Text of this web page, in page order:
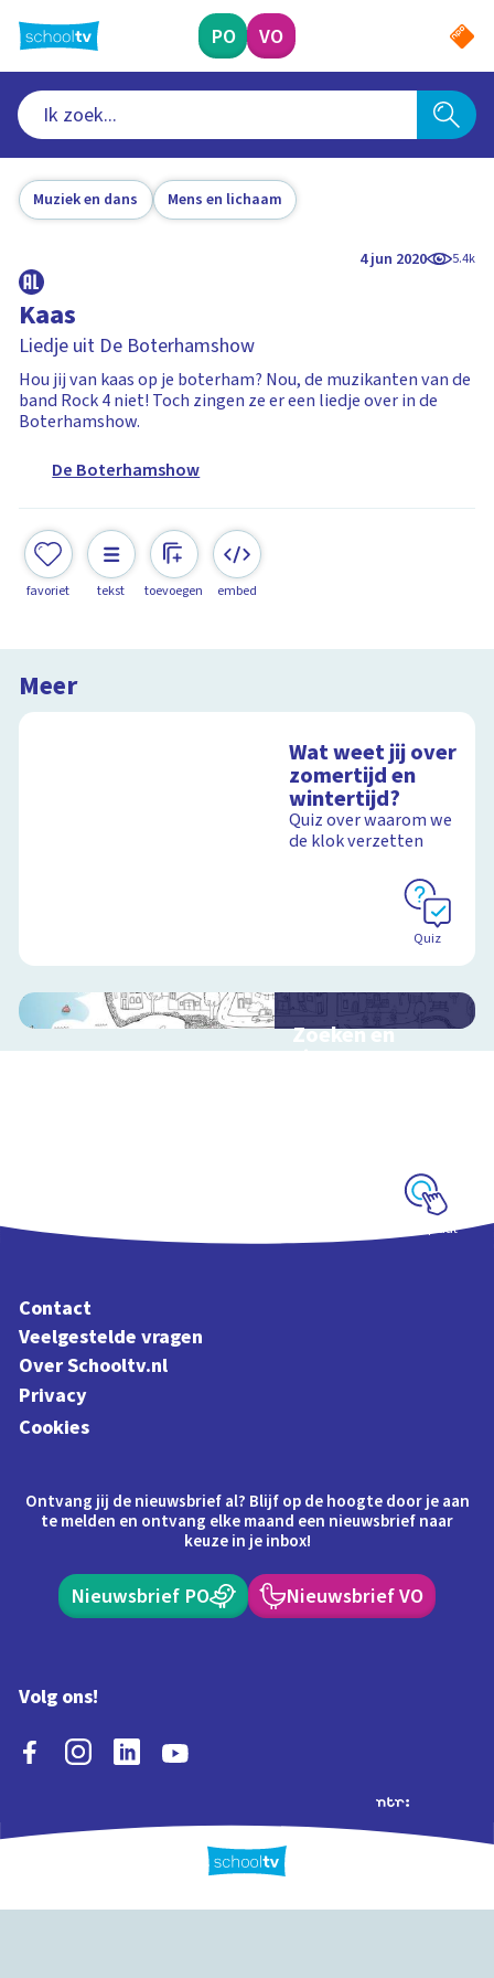
naar
hoofdinhoud
PO VO
Muziek en dans Mens en lichaam
4 jun 2020 5.4k
Kaas
Liedje uit De Boterhamshow
Hou jij van kaas op je boterham? Nou, de muzikanten van de
band Rock 4 niet! Toch zingen ze er een liedje over in de
Boterhamshow.
De Boterhamshow
favoriet tekst toevoegen embed
Meer
Wat weet jij over
zomertijd en
wintertijd?
Quiz over waarom we
de klok verzetten
Quiz
Zoeken en
zingen met
Schoolplaat
Contact
Veelgestelde vragen
Over Schooltv.nl
Privacy
Cookies
Ontvang jij de nieuwsbrief al? Blijf op de hoogte door je aan
te melden en ontvang elke maand een nieuwsbrief naar
keuze in je inbox!
Nieuwsbrief PO Nieuwsbrief VO
Volg ons!